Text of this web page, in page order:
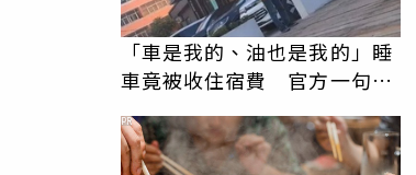
「車是我的、油也是我的」睡
車竟被收住宿費 官方一句話
PR